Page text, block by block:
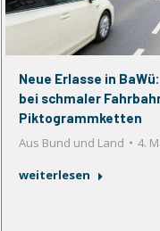
Neue Erlasse in
bei schmaler
Piktogrammketten
Aus Bund und Land
4.
weiterlesen